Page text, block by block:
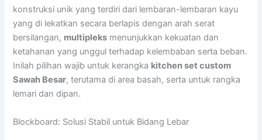
konstruksi unik yang terdiri dari lembaran-lembaran kayu
yang di lekatkan secara berlapis dengan arah serat
bersilangan, multipleks menunjukkan kekuatan dan
ketahanan yang unggul terhadap kelembaban serta beban.
Inilah pilihan wajib untuk kerangka kitchen set custom
Sawah Besar, terutama di area basah, serta untuk rangka
lemari dan dipan.
Blockboard: Solusi Stabil untuk Bidang Lebar